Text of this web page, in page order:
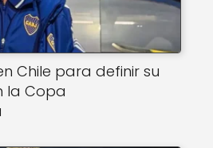
Chile para definir su
la Copa